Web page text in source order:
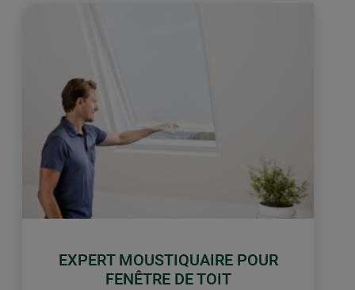
EXPERT MOUSTIQUAIRE POUR
FENÊTRE DE TOIT